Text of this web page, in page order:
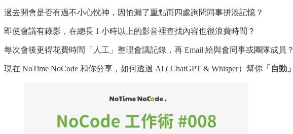
過去開會是否有過不小心恍神，因怕漏了重點而四處詢問同事拼湊記憶？
即使會議有錄影，在總長 1 小時以上的影音裡查找內容也很浪費時間？
每次會後更得花費時間「人工」整理會議記錄，再 Email 給與會同事或團隊成員？
現在 NoTime NoCode 和你分享，如何透過 AI ( ChatGPT & Whisper）幫你 「自動」